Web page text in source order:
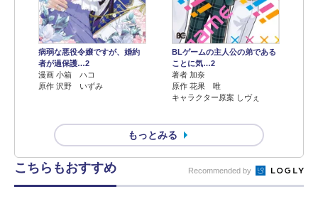
病弱な悪役令嬢ですが、婚約
者が過保護…2
漫画 小箱 ハコ
原作 沢野 いずみ
BLゲームの主人公の弟である
ことに気…2
著者 加奈
原作 花果 唯
キャラクター原案 しヴぇ
もっとみる
こちらもおすすめ Recommended by